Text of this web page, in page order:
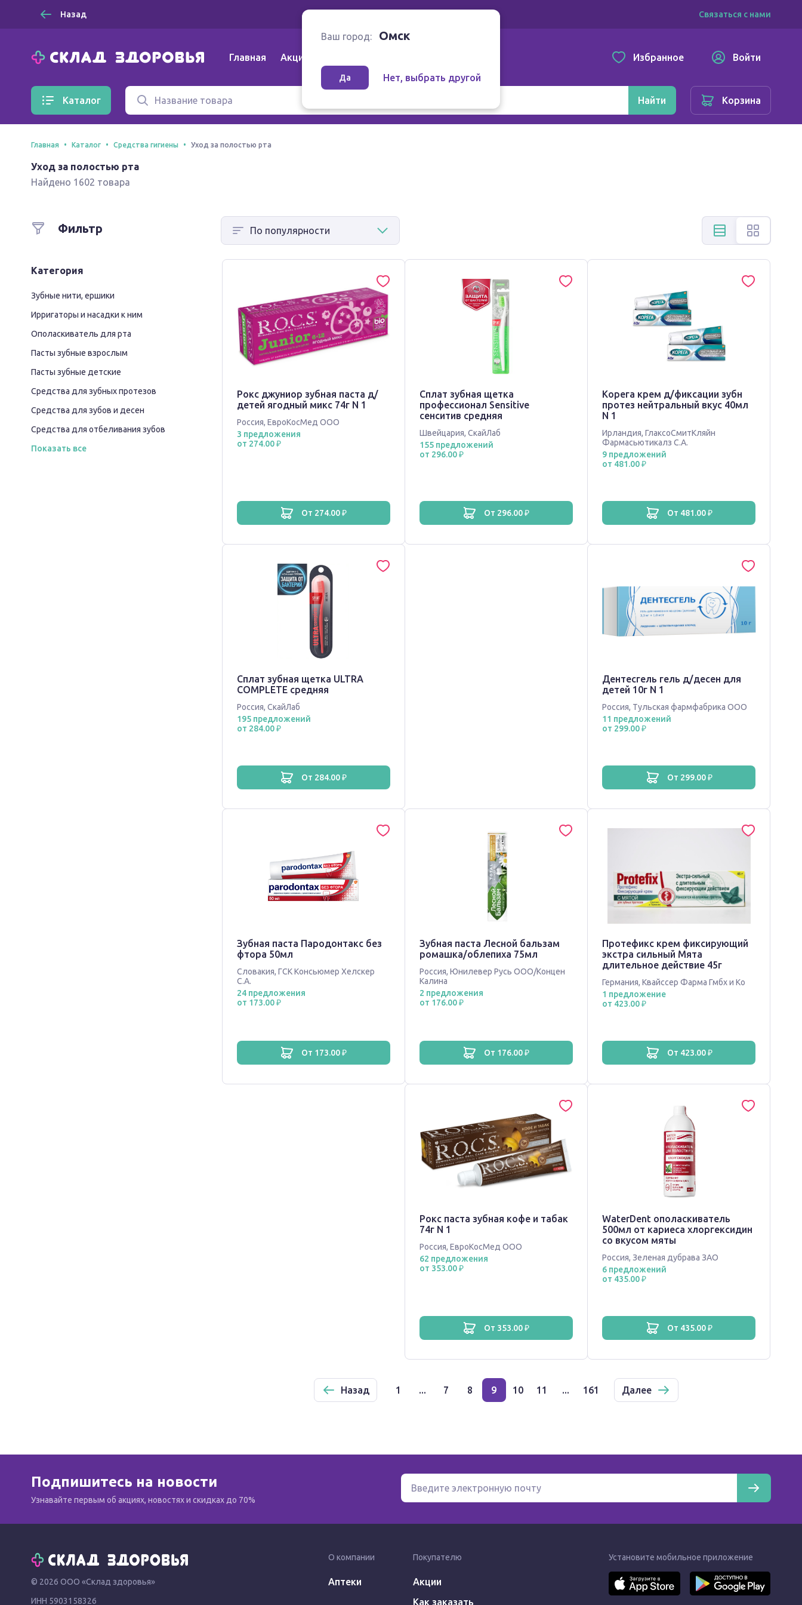
Назад Связаться с нами
Главная Акции Избранное Войти
Каталог Найти Корзина
Ваш город: Омск
Да Нет, выбрать другой
Главная Каталог Средства гигиены Уход за полостью рта
Уход за полостью рта
Найдено 1602 товара
Фильтр
Категория
Зубные нити, ершики
Ирригаторы и насадки к ним
Ополаскиватель для рта
Пасты зубные взрослым
Пасты зубные детские
Средства для зубных протезов
Средства для зубов и десен
Средства для отбеливания зубов
Показать все
Рокс джуниор зубная паста д/
детей ягодный микс 74г N 1
Россия, ЕвроКосМед ООО
3 предложения
от 274.00 ₽
от 274.00 ₽
Сплат зубная щетка
профессионал Sensitive
сенситив средняя
Швейцария, СкайЛаб
155 предложений
от 296.00 ₽
от 296.00 ₽
Корега крем д/фиксации зубн
протез нейтральный вкус 40мл
N 1
Ирландия,ГлаксоСмитКляйн
Фармасьютикалз С.А.
9 предложений
от 481.00 ₽
от 481.00 ₽
Сплат зубная щетка ULTRA
COMPLETE средняя
Россия, СкайЛаб
195 предложений
от 284.00 ₽
от 284.00 ₽
Дентесгель гель д/десен для
детей 10г N 1
Россия, Тульская фармфабрика ООО
11 предложений
от 299.00 ₽
от 299.00 ₽
Зубная паста Пародонтакс без
фтора 50мл
Словакия, ГСК Консьюмер Хелскер
С.А.
24 предложения
от 173.00 ₽
от 173.00 ₽
Зубная паста Лесной бальзам
ромашка/облепиха 75мл
Россия, Юнилевер Русь ООО/Концен
Калина
2 предложения
от 176.00 ₽
от 176.00 ₽
Протефикс крем фиксирующий
экстра сильный Мята
длительное действие 45г
Германия,Квайссер Фарма Гмбх и Ко
1 предложение
от 423.00 ₽
от 423.00 ₽
Рокс паста зубная кофе и табак
74г N 1
Россия, ЕвроКосМед ООО
62 предложения
от 353.00 ₽
от 353.00 ₽
WaterDent ополаскиватель
500мл от кариеса хлоргексидин
со вкусом мяты
Россия, Зеленая дубрава ЗАО
6 предложений
от 435.00 ₽
от 435.00 ₽
Назад 1 ... 7 8 9 10 11 ... 161 Далее
Подпишитесь на новости
Узнавайте первым об акциях, новостях и скидках до 70%
© 2026 ООО «Склад здоровья»
ИНН 5903158326
О компании
Аптеки
Покупателю
Акции
Как заказать
Установите мобильное приложение